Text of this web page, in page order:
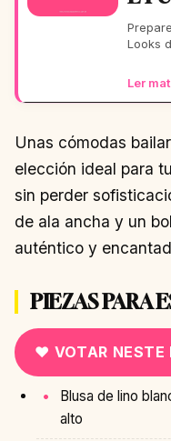
Looks
Ler
Unas cómodas
elección ideal para
sin perder
de ala ancha y un
auténtico y
PIEZAS PARA
♥ VOTAR NESTE
Blusa de lino
alto